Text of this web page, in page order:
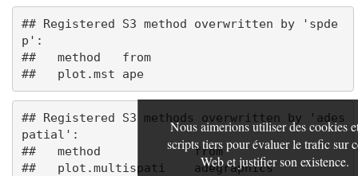
## Registered S3 method overwritten by 'spde
p':
##   method   from
##   plot.mst ape
## Registered S3 methods overwritten by 'ades
patial':
##   method             from
##   plot.multispati    adegraphics
Nous aimerions utiliser des cookies
scripts tiers pour évaluer le trafic sur
Web et justifier son existence.